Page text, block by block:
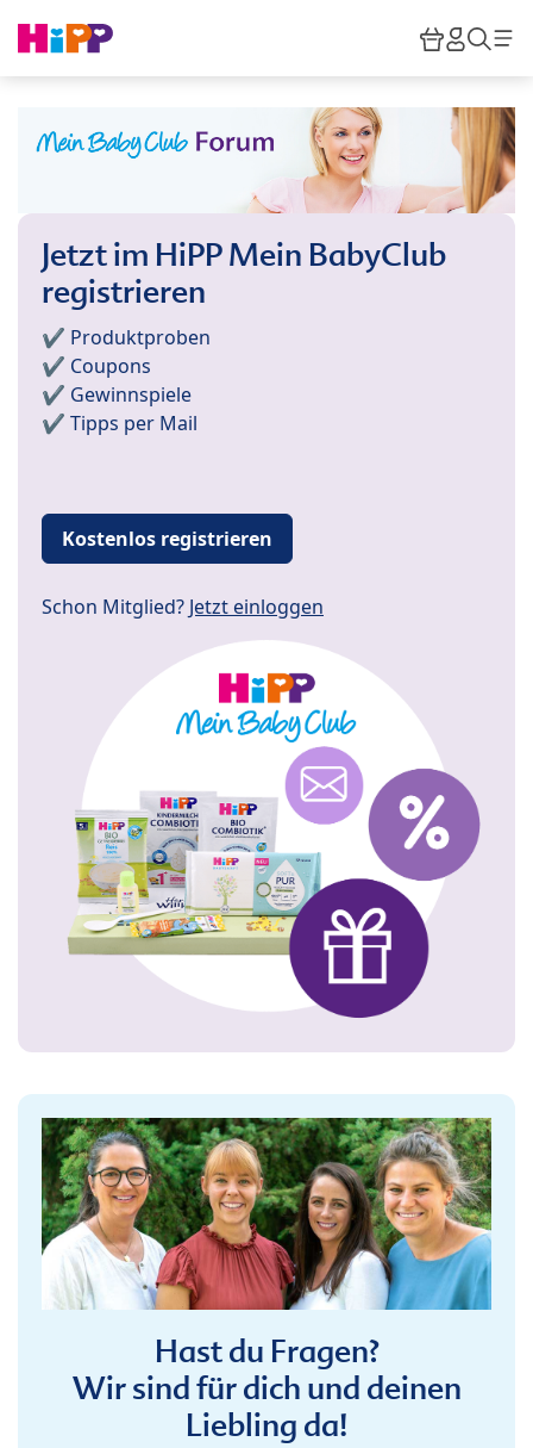
HiPP
Jetzt im HiPP Mein BabyClub
registrieren
✔️ Produktproben
✔️ Coupons
✔️ Gewinnspiele
✔️ Tipps per Mail
Kostenlos registrieren
Schon Mitglied? Jetzt einloggen
Hast du Fragen?
Wir sind für dich und deinen
Liebling da!